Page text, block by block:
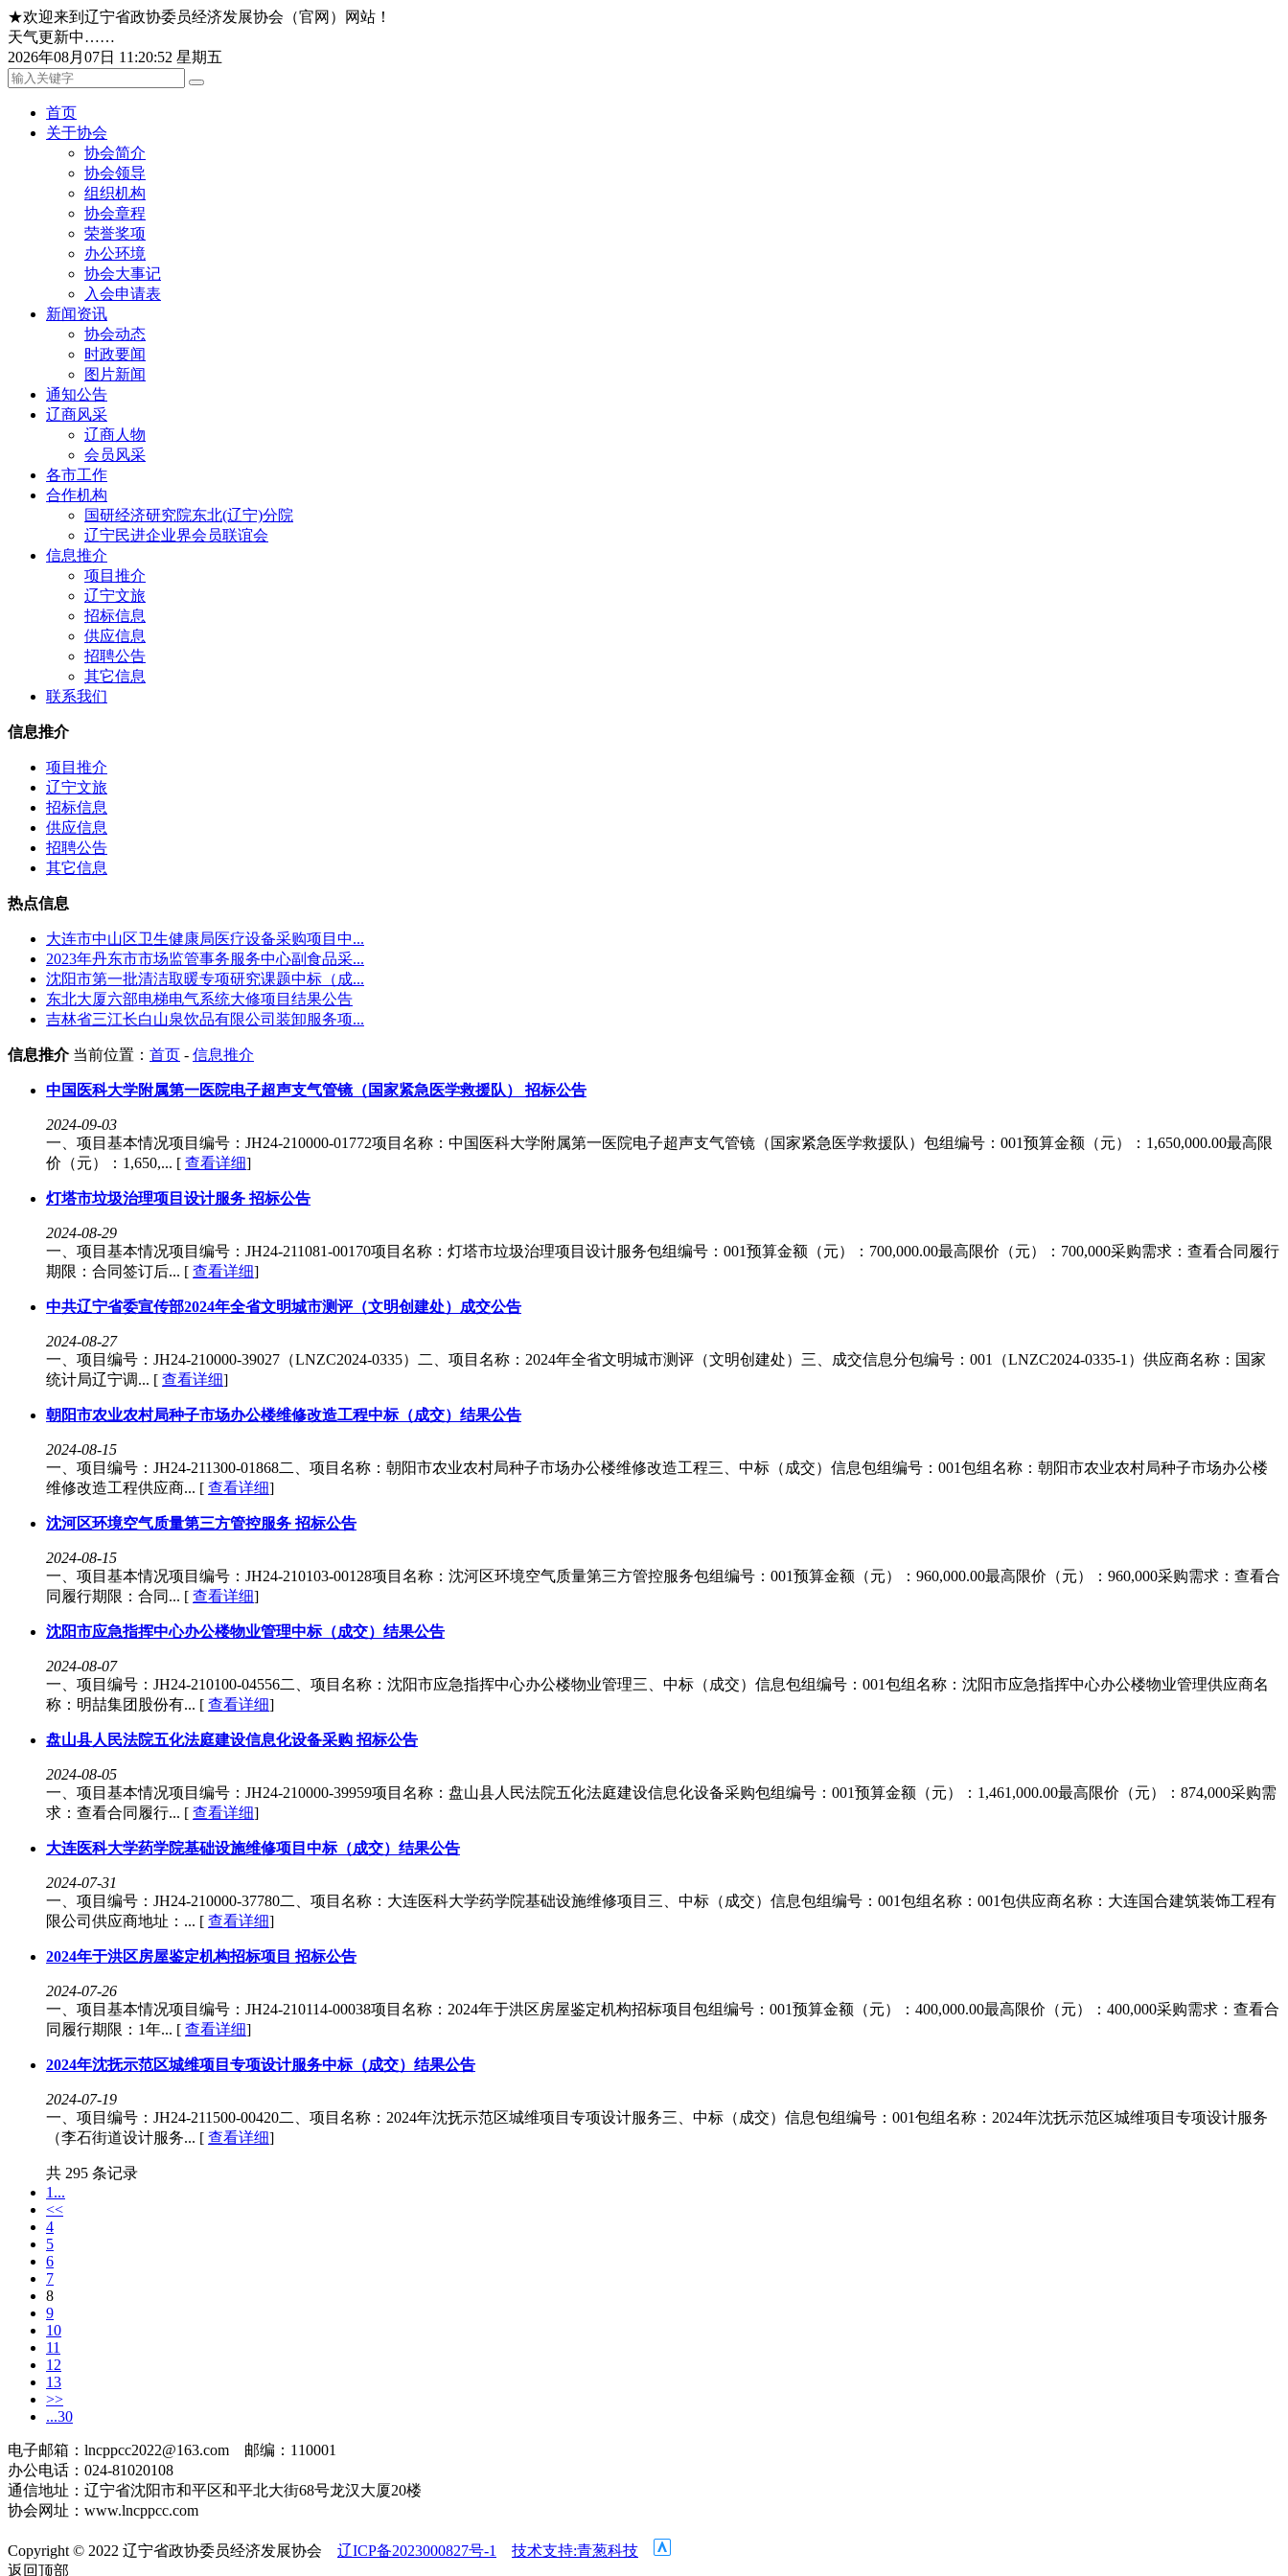
★欢迎来到辽宁省政协委员经济发展协会（官网）网站！
天气更新中……
2026年08月07日 11:20:52 星期五
首页
关于协会
协会简介
协会领导
组织机构
协会章程
荣誉奖项
办公环境
协会大事记
入会申请表
新闻资讯
协会动态
时政要闻
图片新闻
通知公告
辽商风采
辽商人物
会员风采
各市工作
合作机构
国研经济研究院东北(辽宁)分院
辽宁民进企业界会员联谊会
信息推介
项目推介
辽宁文旅
招标信息
供应信息
招聘公告
其它信息
联系我们
信息推介
项目推介
辽宁文旅
招标信息
供应信息
招聘公告
其它信息
热点信息
大连市中山区卫生健康局医疗设备采购项目中...
2023年丹东市市场监管事务服务中心副食品采...
沈阳市第一批清洁取暖专项研究课题中标（成...
东北大厦六部电梯电气系统大修项目结果公告
吉林省三江长白山泉饮品有限公司装卸服务项...
信息推介 当前位置： 首页 - 信息推介
中国医科大学附属第一医院电子超声支气管镜（国家紧急医学救援队） 招标公告
2024-09-03
一、项目基本情况项目编号：JH24-210000-01772项目名称：中国医科大学附属第一医院电子超声支气管镜（国家紧急医学救援队）包组编号：001预算金额（元）：1,650,000.00最高限
价（元）：1,650,... [ 查看详细]
灯塔市垃圾治理项目设计服务 招标公告
2024-08-29
一、项目基本情况项目编号：JH24-211081-00170项目名称：灯塔市垃圾治理项目设计服务包组编号：001预算金额（元）：700,000.00最高限价（元）：700,000采购需求：查看合同履行
期限：合同签订后... [ 查看详细]
中共辽宁省委宣传部2024年全省文明城市测评（文明创建处）成交公告
2024-08-27
一、项目编号：JH24-210000-39027（LNZC2024-0335）二、项目名称：2024年全省文明城市测评（文明创建处）三、成交信息分包编号：001（LNZC2024-0335-1）供应商名称：国家
统计局辽宁调... [ 查看详细]
朝阳市农业农村局种子市场办公楼维修改造工程中标（成交）结果公告
2024-08-15
一、项目编号：JH24-211300-01868二、项目名称：朝阳市农业农村局种子市场办公楼维修改造工程三、中标（成交）信息包组编号：001包组名称：朝阳市农业农村局种子市场办公楼
维修改造工程供应商... [ 查看详细]
沈河区环境空气质量第三方管控服务 招标公告
2024-08-15
一、项目基本情况项目编号：JH24-210103-00128项目名称：沈河区环境空气质量第三方管控服务包组编号：001预算金额（元）：960,000.00最高限价（元）：960,000采购需求：查看合
同履行期限：合同... [ 查看详细]
沈阳市应急指挥中心办公楼物业管理中标（成交）结果公告
2024-08-07
一、项目编号：JH24-210100-04556二、项目名称：沈阳市应急指挥中心办公楼物业管理三、中标（成交）信息包组编号：001包组名称：沈阳市应急指挥中心办公楼物业管理供应商名
称：明喆集团股份有... [ 查看详细]
盘山县人民法院五化法庭建设信息化设备采购 招标公告
2024-08-05
一、项目基本情况项目编号：JH24-210000-39959项目名称：盘山县人民法院五化法庭建设信息化设备采购包组编号：001预算金额（元）：1,461,000.00最高限价（元）：874,000采购需
求：查看合同履行... [ 查看详细]
大连医科大学药学院基础设施维修项目中标（成交）结果公告
2024-07-31
一、项目编号：JH24-210000-37780二、项目名称：大连医科大学药学院基础设施维修项目三、中标（成交）信息包组编号：001包组名称：001包供应商名称：大连国合建筑装饰工程有
限公司供应商地址：... [ 查看详细]
2024年于洪区房屋鉴定机构招标项目 招标公告
2024-07-26
一、项目基本情况项目编号：JH24-210114-00038项目名称：2024年于洪区房屋鉴定机构招标项目包组编号：001预算金额（元）：400,000.00最高限价（元）：400,000采购需求：查看合
同履行期限：1年... [ 查看详细]
2024年沈抚示范区城维项目专项设计服务中标（成交）结果公告
2024-07-19
一、项目编号：JH24-211500-00420二、项目名称：2024年沈抚示范区城维项目专项设计服务三、中标（成交）信息包组编号：001包组名称：2024年沈抚示范区城维项目专项设计服务
（李石街道设计服务... [ 查看详细]
共 295 条记录
1...
<<
4
5
6
7
8
9
10
11
12
13
>>
...30
电子邮箱：lncppcc2022@163.com 邮编：110001
办公电话：024-81020108
通信地址：辽宁省沈阳市和平区和平北大街68号龙汉大厦20楼
协会网址：www.lncppcc.com
Copyright © 2022 辽宁省政协委员经济发展协会 辽ICP备2023000827号-1
技术支持:青葱科技
返回顶部